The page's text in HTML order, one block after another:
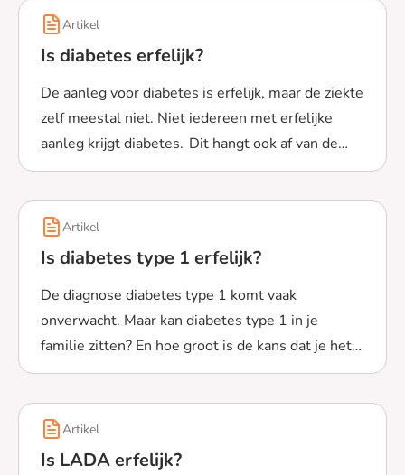
Artikel
Is diabetes erfelijk?
De aanleg voor diabetes is erfelijk, maar de ziekte
zelf meestal niet. Niet iedereen met erfelijke
aanleg krijgt diabetes. Dit hangt ook af van de
soort diabetes.
Lees meer over Is diabetes erfelijk?
Artikel
Is diabetes type 1 erfelijk?
De diagnose diabetes type 1 komt vaak
onverwacht. Maar kan diabetes type 1 in je
familie zitten? En hoe groot is de kans dat je het
doorgeeft? Bekijk het hier.
Lees meer over Is diabetes type 1 erfelijk?
Artikel
Is LADA erfelijk?